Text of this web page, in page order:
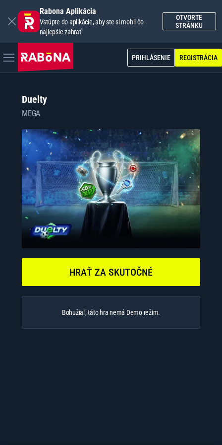
Rabona Aplikácia
Vstúpte do aplikácie, aby ste si mohli čo
najlepšie zahrať
OTVORTE
STRÁNKU
PRIHLÁSENIE REGISTRÁCIA
Duelty
MEGA
HRAŤ ZA SKUTOČNÉ
Bohužiaľ, táto hra nemá Demo režim.